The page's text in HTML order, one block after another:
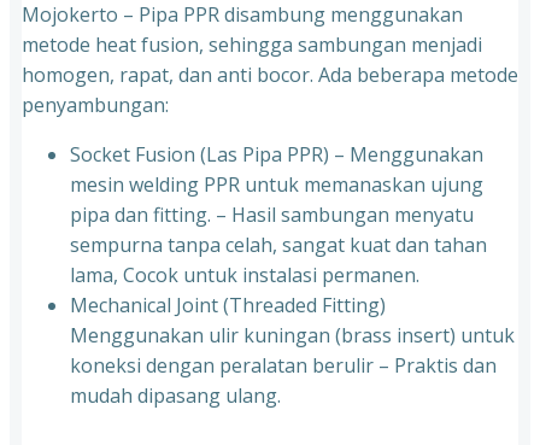
Mojokerto – Pipa PPR disambung menggunakan
metode heat fusion, sehingga sambungan menjadi
homogen, rapat, dan anti bocor. Ada beberapa metode
penyambungan:
Socket Fusion (Las Pipa PPR) – Menggunakan
mesin welding PPR untuk memanaskan ujung
pipa dan fitting. – Hasil sambungan menyatu
sempurna tanpa celah, sangat kuat dan tahan
lama, Cocok untuk instalasi permanen.
⁠Mechanical Joint (Threaded Fitting)
Menggunakan ulir kuningan (brass insert) untuk
koneksi dengan peralatan berulir – Praktis dan
mudah dipasang ulang.